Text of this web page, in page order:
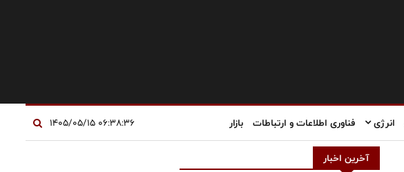
انرژی فناوری اطلاعات و ارتباطات بازار
آخرین اخبار